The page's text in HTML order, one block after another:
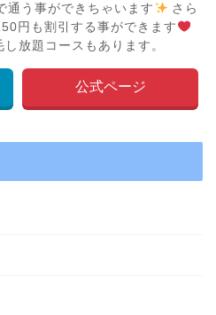
通う事ができちゃいます
さら
円も割引する事ができます
放題コースもあります。
公式ページ